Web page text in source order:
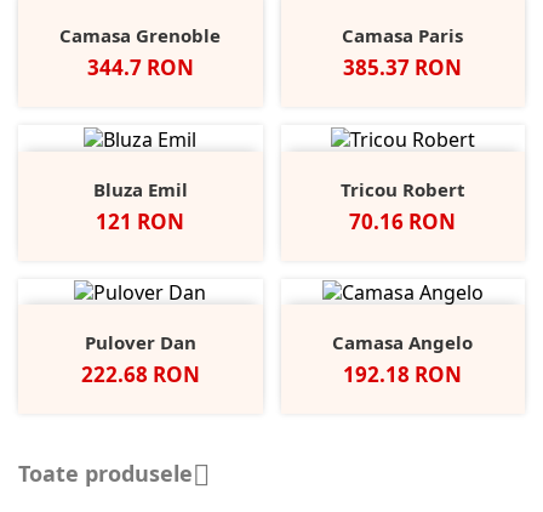
Camasa Grenoble
Pret
344.7 RON
Camasa Paris
Pret
385.37 RON
Bluza Emil
Pret
121 RON
Tricou Robert
Pret
70.16 RON
Pulover Dan
Pret
222.68 RON
Camasa Angelo
Pret
192.18 RON
Toate produsele